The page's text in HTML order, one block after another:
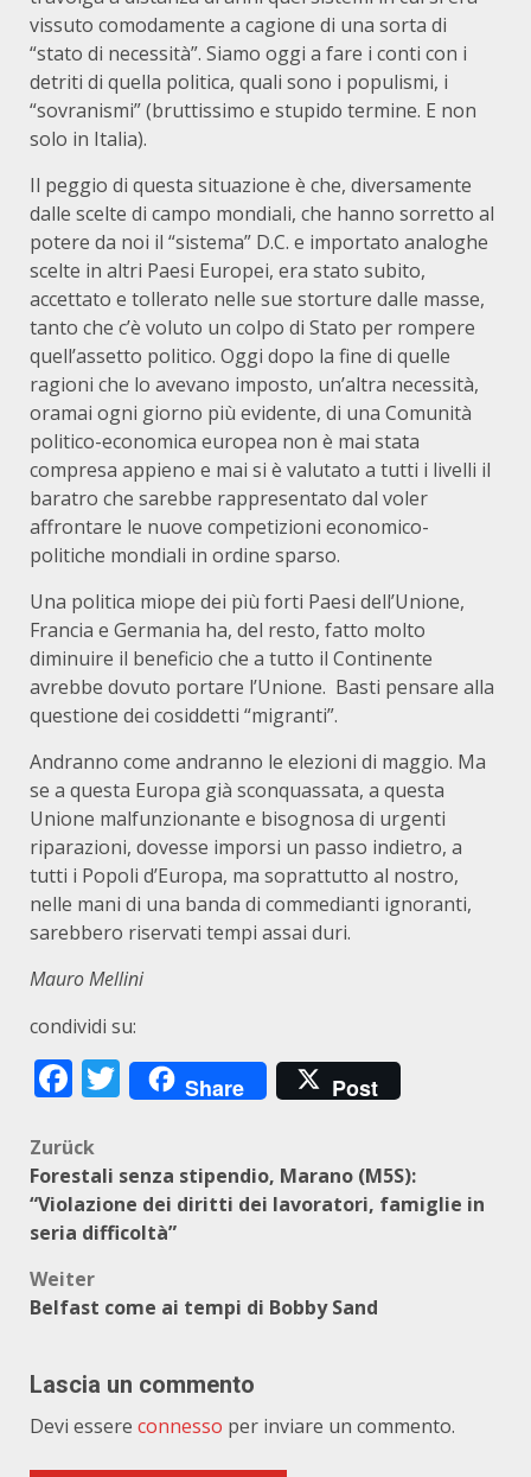
vissuto comodamente a cagione di una sorta di
“stato di necessità”. Siamo oggi a fare i conti con i
detriti di quella politica, quali sono i populismi, i
“sovranismi” (bruttissimo e stupido termine. E non
solo in Italia).
Il peggio di questa situazione è che, diversamente
dalle scelte di campo mondiali, che hanno sorretto al
potere da noi il “sistema” D.C. e importato analoghe
scelte in altri Paesi Europei, era stato subito,
accettato e tollerato nelle sue storture dalle masse,
tanto che c’è voluto un colpo di Stato per rompere
quell’assetto politico. Oggi dopo la fine di quelle
ragioni che lo avevano imposto, un’altra necessità,
oramai ogni giorno più evidente, di una Comunità
politico-economica europea non è mai stata
compresa appieno e mai si è valutato a tutti i livelli il
baratro che sarebbe rappresentato dal voler
affrontare le nuove competizioni economico-
politiche mondiali in ordine sparso.
Una politica miope dei più forti Paesi dell’Unione,
Francia e Germania ha, del resto, fatto molto
diminuire il beneficio che a tutto il Continente
avrebbe dovuto portare l’Unione. Basti pensare alla
questione dei cosiddetti “migranti”.
Andranno come andranno le elezioni di maggio. Ma
se a questa Europa già sconquassata, a questa
Unione malfunzionante e bisognosa di urgenti
riparazioni, dovesse imporsi un passo indietro, a
tutti i Popoli d’Europa, ma soprattutto al nostro,
nelle mani di una banda di commedianti ignoranti,
sarebbero riservati tempi assai duri.
Mauro Mellini
condividi su:
Facebook
Twitter
Share Post
Beitragsnavigation
Zurück
Forestali senza stipendio, Marano (M5S):
“Violazione dei diritti dei lavoratori, famiglie in
seria difficoltà”
Weiter
Belfast come ai tempi di Bobby Sand
Lascia un commento
Devi essere connesso per inviare un commento.